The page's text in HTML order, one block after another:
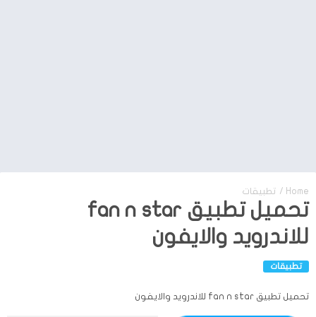
Home
/ تطبيقات
تحميل تطبيق fan n star
للاندرويد والايفون
تطبيقات
تحميل تطبيق fan n star للاندرويد والايفون